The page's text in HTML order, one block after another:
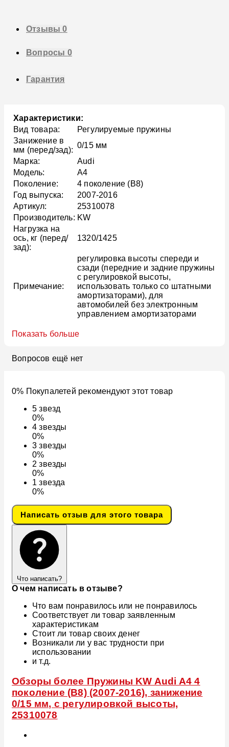
Отзывы0
Вопросы 0
Гарантия
Характеристики:
Вид товара:
Регулируемые пружины
Занижение в
мм (перед/зад):
0/15 мм
Марка:
Audi
Модель:
A4
Поколение:
4 поколение (B8)
Год выпуска:
2007-2016
Артикул:
25310078
Производитель: KW
Нагрузка на
ось, кг (перед/
зад):
1320/1425
Примечание:
регулировка высоты спереди и
сзади (передние и задние пружины
с регулировкой высоты,
использовать только со штатными
амортизаторами), для
автомобилей без электронным
управлением амортизаторами
Показать больше
Вопросов ещё нет
0% Покупалетей рекомендуют этот товар
5звезд
0%
4звезды
0%
3звезды
0%
2звезды
0%
1звезда
0%
Написать отзыв для этого товара
Что написать?
О чем написать в отзыве?
Что вам понравилось или не понравилось
Соответствует ли товар заявленным
характеристикам
Стоит ли товар своих денег
Возникали ли у вас трудности при
использовании
и т.д.
Обзоры более Пружины KW Audi A4 4
поколение (B8) (2007-2016), занижение
0/15 мм, с регулировкой высоты,
25310078